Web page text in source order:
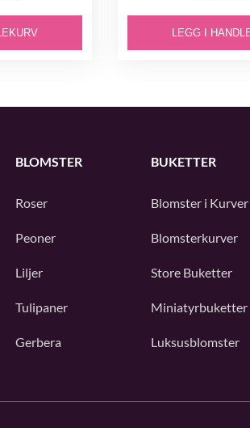
LEGG I
BLOMSTER
Roser
Peoner
Liljer
Tulipaner
Gerbera
BUKETTER
Blomster i Kurver
Blomsterkurver
Store Buketter
Miniatyrbuketter
Luksusblomster